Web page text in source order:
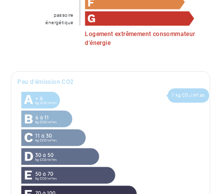
Logement extrêmement consommateur
d'énergie
passoire
énergétique
Peu d'émission CO2
1 kg CO₂/m².an